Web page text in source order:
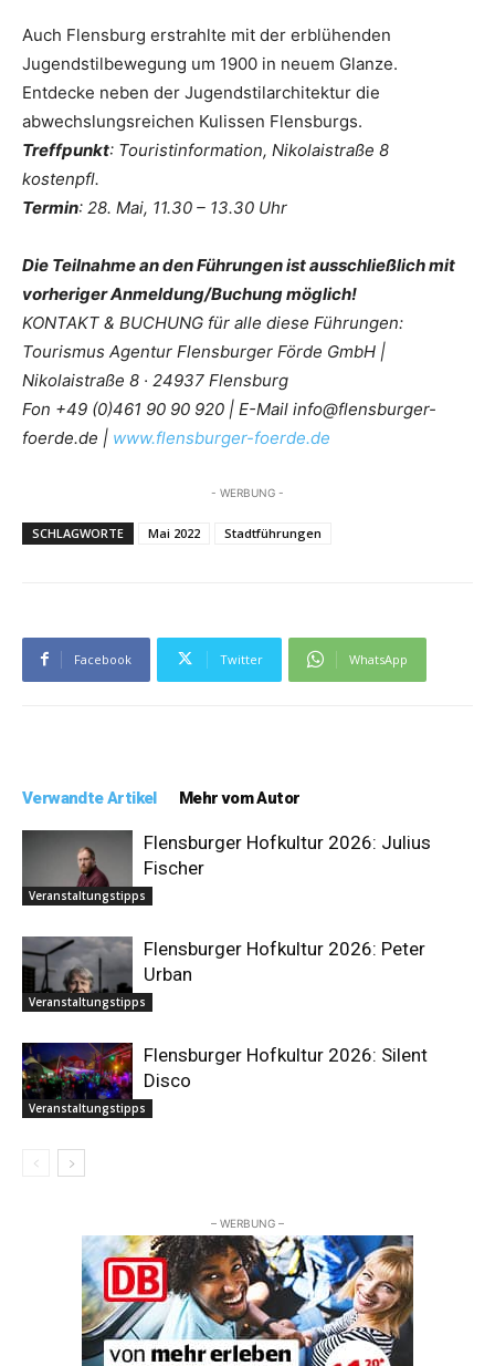
Auch Flensburg erstrahlte mit der erblühenden
Jugendstilbewegung um 1900 in neuem Glanze.
Entdecke neben der Jugendstilarchitektur die
abwechslungsreichen Kulissen Flensburgs.
Treffpunkt: Touristinformation, Nikolaistraße 8
kostenpfl.
Termin: 28. Mai, 11.30 – 13.30 Uhr
Die Teilnahme an den Führungen ist ausschließlich mit
vorheriger Anmeldung/Buchung möglich!
KONTAKT & BUCHUNG für alle diese Führungen:
Tourismus Agentur Flensburger Förde GmbH |
Nikolaistraße 8 · 24937 Flensburg
Fon +49 (0)461 90 90 920 | E-Mail info@flensburger-
foerde.de | www.flensburger-foerde.de
- WERBUNG -
SCHLAGWORTE Mai 2022 Stadtführungen
Facebook Twitter WhatsApp
Verwandte Artikel Mehr vom Autor
Veranstaltungstipps
Flensburger Hofkultur 2026: Julius
Fischer
Veranstaltungstipps
Flensburger Hofkultur 2026: Peter
Urban
Veranstaltungstipps
Flensburger Hofkultur 2026: Silent
Disco
– WERBUNG –